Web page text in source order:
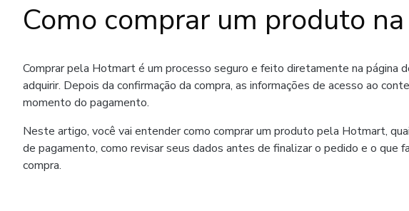
Como comprar um produto
Comprar pela Hotmart é um processo seguro e feito diretamente na página
adquirir. Depois da confirmação da compra, as informações de acesso ao
momento do pagamento.
Neste artigo, você vai entender como comprar um produto pela Hotmart,
de pagamento, como revisar seus dados antes de finalizar o pedido e o que
compra.